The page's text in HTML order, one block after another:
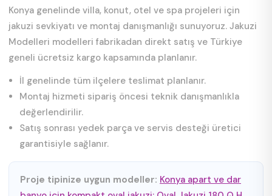
Konya genelinde villa, konut, otel ve spa projeleri için
jakuzi sevkiyatı ve montaj danışmanlığı sunuyoruz. Jakuzi
Modelleri modelleri fabrikadan direkt satış ve Türkiye
geneli ücretsiz kargo kapsamında planlanır.
İl genelinde tüm ilçelere teslimat planlanır.
Montaj hizmeti sipariş öncesi teknik danışmanlıkla
değerlendirilir.
Satış sonrası yedek parça ve servis desteği üretici
garantisiyle sağlanır.
Proje tipinize uygun modeller: Konya apart ve dar